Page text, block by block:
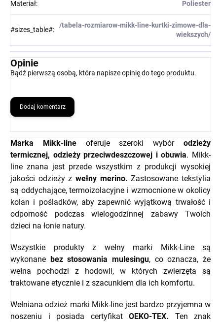
Materiał: Poliester
#sizes_table#:
/tabela-rozmiarow-mikk-line-kurtki-zimowe-dla-
wiekszych/
Opinie
Bądź pierwszą osobą, która napisze opinię do tego produktu.
Dodaj komentarz
Marka Mikk-lineoferuje szeroki wybórodzieży
termicznej, odzieży przeciwdeszczowej i obuwia. Mikk-
line znana jest przede wszystkim z produkcji wysokiej
jakości odzieży z wełny merino. Zastosowane tekstylia
są oddychające, termoizolacyjne i wzmocnione w okolicy
kolan i pośladków, aby zapewnić wyjątkową trwałość i
odporność podczas wielogodzinnej zabawy Twoich
dzieci na łonie natury.
Wszystkie produkty z wełny marki Mikk-Line są
wykonane
bez stosowania mulesingu, co oznacza, że
wełna pochodzi z hodowli, w których zwierzęta są
traktowane etycznie i z szacunkiem dla ich komfortu.
Wełniana odzież marki Mikk-line jest bardzo przyjemna w
noszeniu i posiada certyfikat OEKO-TEX. Ten znak